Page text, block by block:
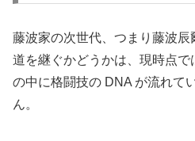
藤波家の次世代、つまり藤波
道を継ぐかどうかは、現時点
の中に格闘技の DNA が流れて
ん。